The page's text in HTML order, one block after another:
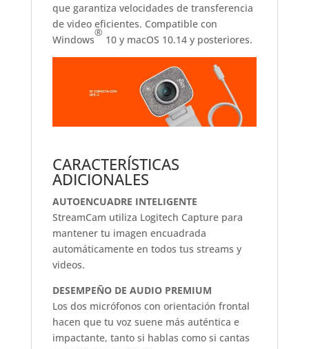
que garantiza velocidades de transferencia
de video eficientes. Compatible con
Windows
®
10 y macOS 10.14 y posteriores.
CARACTERÍSTICAS
ADICIONALES
AUTOENCUADRE INTELIGENTE
StreamCam utiliza Logitech Capture para
mantener tu imagen encuadrada
automáticamente en todos tus streams y
videos.
DESEMPEÑO DE AUDIO PREMIUM
Los dos micrófonos con orientación frontal
hacen que tu voz suene más auténtica e
impactante, tanto si hablas como si cantas